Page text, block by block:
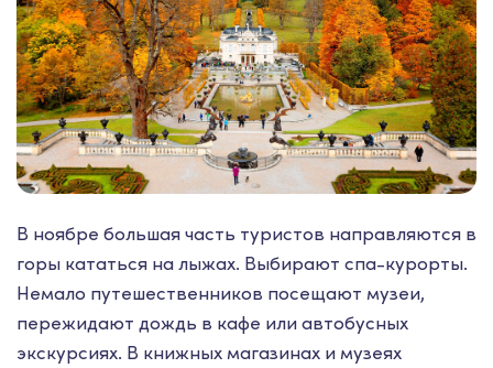
В ноябре большая часть туристов направляются в
горы кататься на лыжах. Выбирают спа-курорты.
Немало путешественников посещают музеи,
пережидают дождь в кафе или автобусных
экскурсиях. В книжных магазинах и музеях